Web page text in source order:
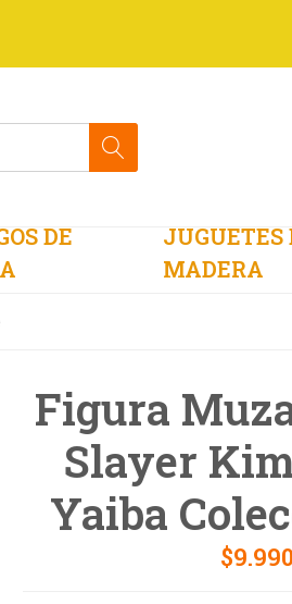
DE
JUGUETES
MADERA
Figura
Slayer
Yaiba
$9.990